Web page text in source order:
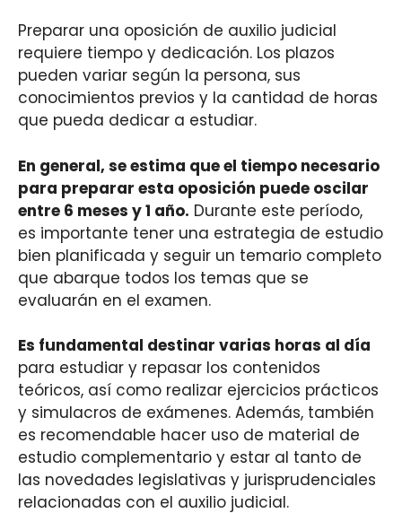
Preparar una oposición de auxilio judicial
requiere tiempo y dedicación. Los plazos
pueden variar según la persona, sus
conocimientos previos y la cantidad de horas
que pueda dedicar a estudiar.
En general, se estima que el tiempo necesario
para preparar esta oposición puede oscilar
entre 6 meses y 1 año. Durante este período,
es importante tener una estrategia de estudio
bien planificada y seguir un temario completo
que abarque todos los temas que se
evaluarán en el examen.
Es fundamental destinar varias horas al día
para estudiar y repasar los contenidos
teóricos, así como realizar ejercicios prácticos
y simulacros de exámenes. Además, también
es recomendable hacer uso de material de
estudio complementario y estar al tanto de
las novedades legislativas y jurisprudenciales
relacionadas con el auxilio judicial.